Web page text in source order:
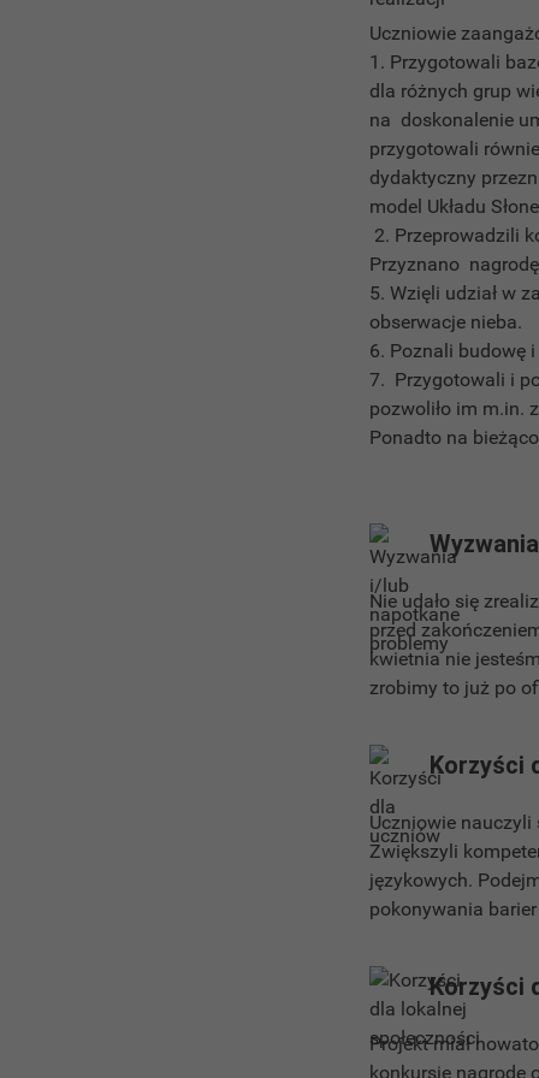
Uczniowie
1. Przygotowali
dla różnych grup
na doskonalenie
przygotowali
dydaktyczny
model Układu
2. Przeprowadzili
Przyznano
5. Wzięli udział w
obserwacje nieba.
6. Poznali budowę
7. Przygotowali i
pozwoliło im m.in.
Ponadto na
Nie udało się
przed
kwietnia nie
zrobimy to już po
Korzyści
Uczniowie nauczyli
Zwiększyli
językowych.
pokonywania
Korzyści
Projekt miał
konkursie nagrodę